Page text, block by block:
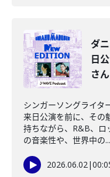
ダ
日
さ
シンガーソングライタ
来日公演を前に、その
持ちながら、R&B、ロ
の音楽性や、世界中の...
2026.06.02|